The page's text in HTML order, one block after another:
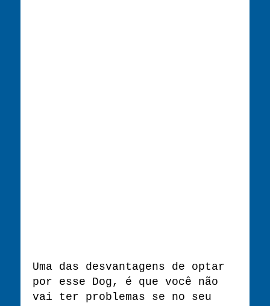
Uma das desvantagens de optar
por esse Dog, é que você não
vai ter problemas se no seu